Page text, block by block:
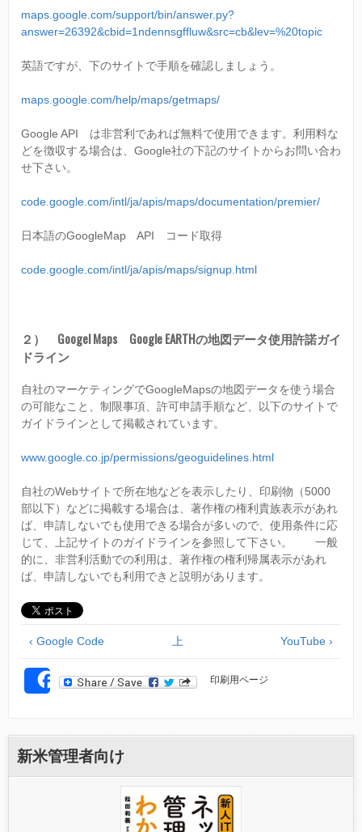
maps.google.com/support/bin/answer.py?
answer=26392&cbid=1ndennsgffluw&src=cb&lev=%20topic
英語ですが、下のサイトで手順を確認しましょう。
maps.google.com/help/maps/getmaps/
Google API は非営利であれば無料で使用できます。利用料な
どを徴収する場合は、Google社の下記のサイトからお問い合わ
せ下さい。
code.google.com/intl/ja/apis/maps/documentation/premier/
日本語のGoogleMap API コード取得
code.google.com/intl/ja/apis/maps/signup.html
２） Googel Maps Google EARTHの地図データ使用許諾ガイ
ドライン
自社のマーケティングでGoogleMapsの地図データを使う場合
の可能なこと、制限事項、許可申請手順など、以下のサイトで
ガイドラインとして掲載されています。
www.google.co.jp/permissions/geoguidelines.html
自社のWebサイトで所在地などを表示したり、印刷物（5000
部以下）などに掲載する場合は、著作権の権利貴族表示があれ
ば、申請しないでも使用できる場合が多いので、使用条件に応
じて、上記サイトのガイドラインを参照して下さい。 一般
的に、非営利活動での利用は、著作権の権利帰属表示があれ
ば、申請しないでも利用できと説明があります。
‹ Google Code 上 YouTube ›
SHARE 印刷用ページ
新米管理者向け